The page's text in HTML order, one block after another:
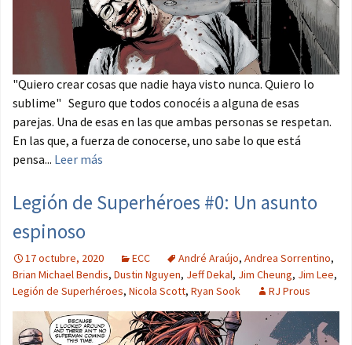
"Quiero crear cosas que nadie haya visto nunca. Quiero lo
sublime" Seguro que todos conocéis a alguna de esas
parejas. Una de esas en las que ambas personas se respetan.
En las que, a fuerza de conocerse, uno sabe lo que está
pensa... Leer más
Legión de Superhéroes #0: Un asunto
espinoso
17 octubre, 2020 ECC André Araújo, Andrea Sorrentino,
Brian Michael Bendis, Dustin Nguyen, Jeff Dekal, Jim Cheung, Jim Lee,
Legión de Superhéroes, Nicola Scott, Ryan Sook RJ Prous